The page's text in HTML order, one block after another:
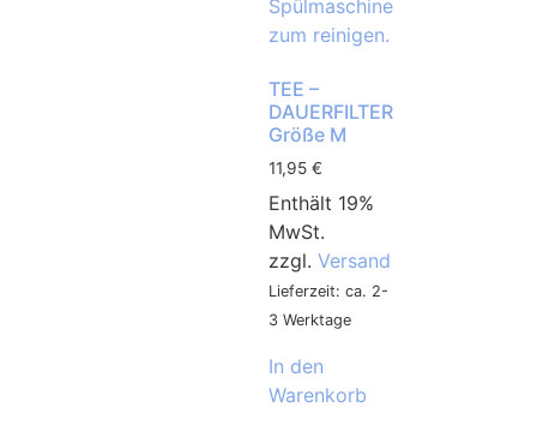
TEE –
DAUERFILTER
Größe M
11,95 €
Enthält 19%
MwSt.
zzgl. Versand
Lieferzeit: ca. 2-
3 Werktage
In den
Warenkorb